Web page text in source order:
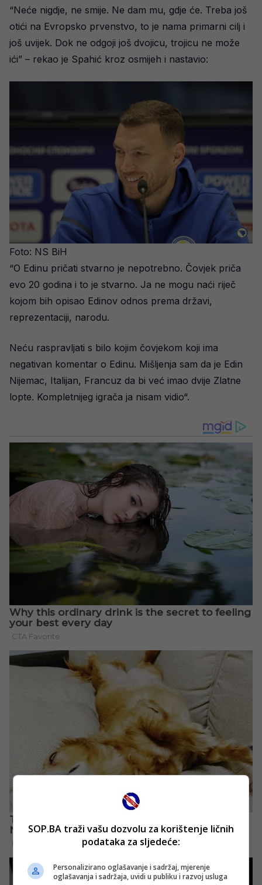
“Neće nigdje, ne smije. Ne dam mu, gdje će. Treba još
otići na Evropsko prvenstvo, to je nama primarni cilj i
još uvijek. Dok ne odgoji još dvojicu, trojicu ne može
ići” – rekao je Spahić kroz osmijeh i nastavio:
Foto: NS BiH
“O Edinu pričati stvarno je nepotrebno. Čovjek priča
evo 20 godina i to je stvarno. Ja ne mogu naći riječ
kojom bih opisao Edinov odnos prema državi,
reprezentaciji, narodu.
Neću raspravljati s bilo kojim čovjekom koji ima
negativan komentar o Edinu. Mišljenja sam da je Edin
Nijemac, Italijan, Francuz da bi već imao dvije Zlatne
lopte. Kompletnijeg igrača ja nisam vidio“.
SOP.BA traži vašu dozvolu za korištenje ličnih
podataka za sljedeće:
Personalizirano oglašavanje i sadržaj, mjerenje
oglašavanja i sadržaja, uvidi u publiku i razvoj usluga